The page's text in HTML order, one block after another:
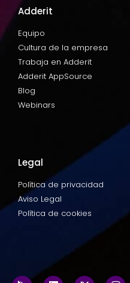
Adderit
Equipo
Cultura de la empresa
Trabaja en Adderit
Adderit AppSource
Blog
Webinars
Legal
Política de privacidad
Aviso Legal
Política de cookies